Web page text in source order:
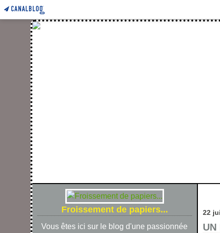
Froissement de papiers...
Vous êtes ici sur le blog d'une passionnée
22
UN